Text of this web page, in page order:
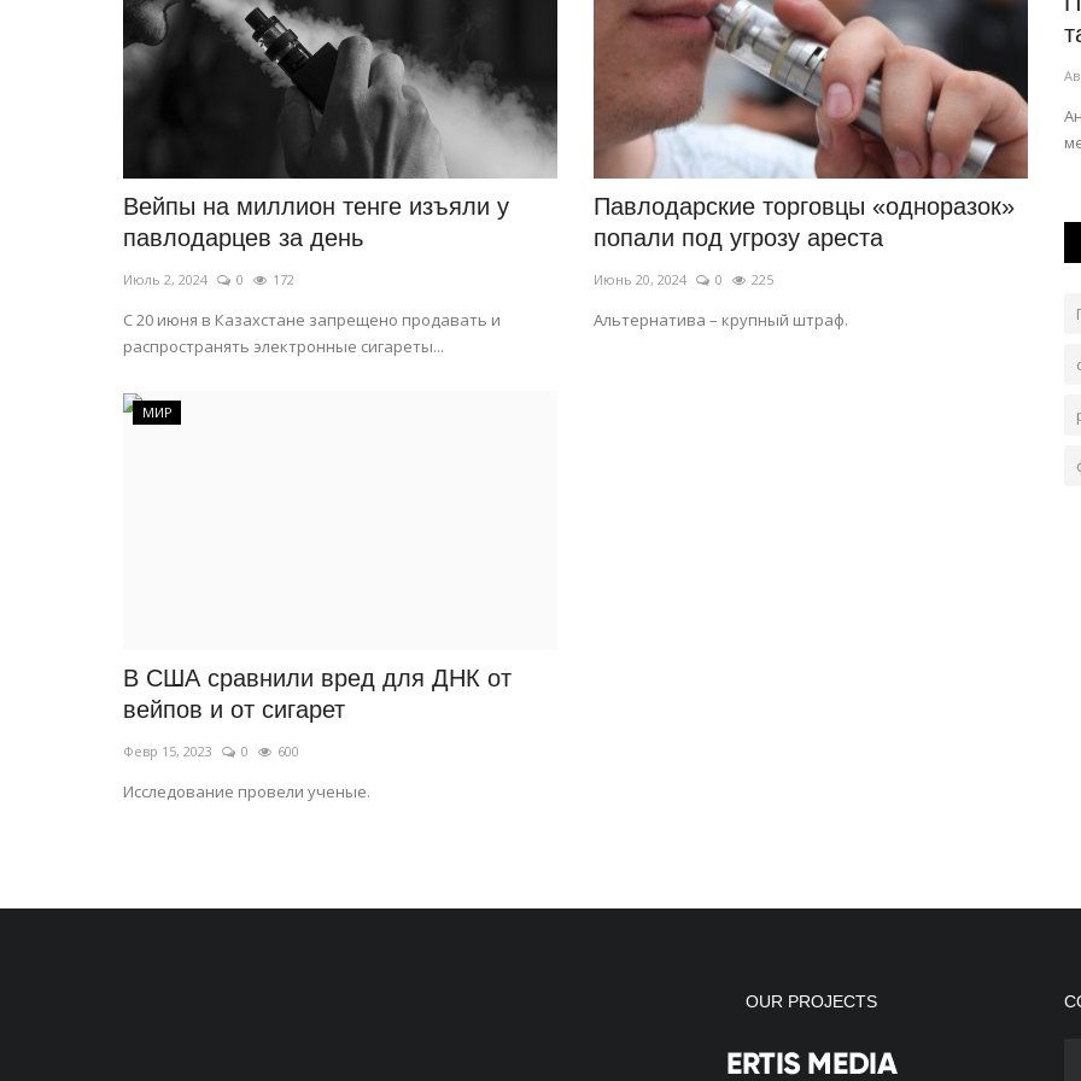
Вейпы на миллион тенге изъяли у
павлодарцев за день
Июль 2, 2024 0 172
С 20 июня в Казахстане запрещено продавать и
распространять электронные сигареты...
Павлодарские торговцы «одноразок»
попали под угрозу ареста
Июнь 20, 2024 0 225
Альтернатива – крупный штраф.
МИР
В США сравнили вред для ДНК от
вейпов и от сигарет
Февр 15, 2023 0 600
Исследование провели ученые.
рекорд
Июль 28, 2026
Это достижение официально внесено в Книгу
рекордов Гиннесса.
наследие Абая
Авг 7, 2026 70
Литературно-музыкальное мероприятие «Абай. Ұлы
дала үні» организовали в музее «Ertis».
OUR PROJECTS